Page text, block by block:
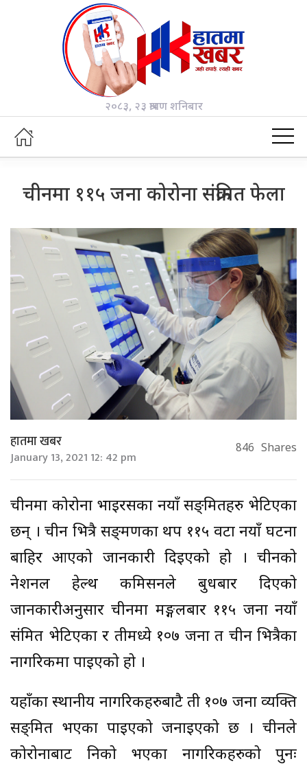
२०८३, २३ श्रावण शनिबार
चीनमा ११५ जना कोरोना संक्रमित फेला
हातमा खबर
January 13, 2021 12: 42 pm 846 Shares
चीनमा कोरोना भाइरसका नयाँ सङ्क्रमितहरु भेटिएका
छन् । चीन भित्रै सङ्क्रमणका थप ११५ वटा नयाँ घटना
बाहिर आएको जानकारी दिइएको हो । चीनको
नेशनल हेल्थ कमिसनले बुधबार दिएको
जानकारीअनुसार चीनमा मङ्गलबार ११५ जना नयाँ
संक्रमित भेटिएका र तीमध्ये १०७ जना त चीन भित्रैका
नागरिकमा पाइएको हो ।
यहाँका स्थानीय नागरिकहरुबाटै ती १०७ जना व्यक्ति
सङ्क्रमित भएका पाइएको जनाइएको छ । चीनले
कोरोनाबाट निको भएका नागरिकहरुको पुनः